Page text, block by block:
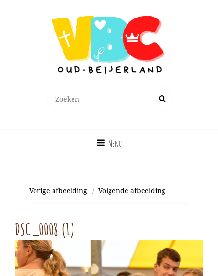
naar:
Zoek
Menu
Vorige afbeelding Volgende afbeelding
DSC_0008 (1)